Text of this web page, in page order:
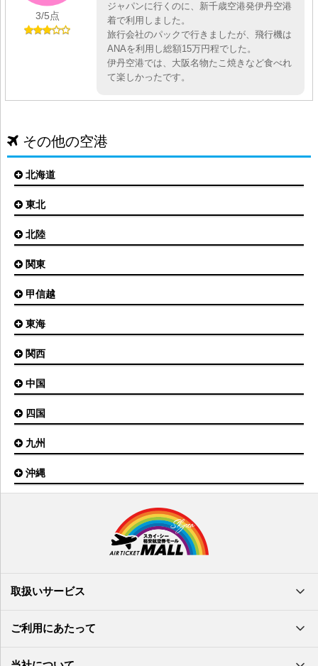
3/5点
ジャパンに行くのに、新千歳空港発伊丹空港
着で利用しました。
旅行会社のパックで行きましたが、飛行機は
ANAを利用し総額15万円程でした。
伊丹空港では、大阪名物たこ焼きなど食べれ
て楽しかったです。
その他の空港
北海道
札幌(新千歳)空港
旭川空港
オホーツク紋別空港
釧路空港
稚内空港
とかち帯広空港
根室中標津空港
奥尻空港
利尻空港
東北
仙台空港
青森空港
三沢空港
福島空港
大館能代空港
庄内空港
山形空港
北陸
小松空港
能登空港
関東
東京(羽田)空港
茨城空港
八丈島空港
甲信越
新潟空港
東海
名古屋(中部)空港
静岡空港
関西
大阪(伊丹)空港
神戸空港
南紀白浜空港
但馬空港
中国
広島空港
山口宇部空港
出雲空港
米子空港
四国
松山空港
徳島空港
九州
福岡空港
鹿児島空港
北九州空港
奄美大島空港
徳之島空港
沖縄
南大東空港
多良間空港
取扱いサービス
ご利用にあたって